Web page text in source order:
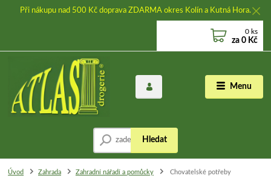
Při nákupu nad 500 Kč doprava ZDARMA okres Kolín a Kutná Hora.
Menu
Hledat
0 ks
za 0 Kč
Úvod Zahrada Zahradní nářadí a pomůcky Chovatelské potřeby